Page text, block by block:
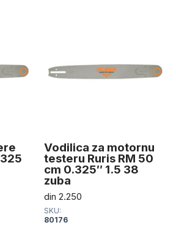
Vodilica za motornu
testeru Ruris RM 50
cm 0.325″ 1.5 38
zuba
din 2.250
SKU:
80176